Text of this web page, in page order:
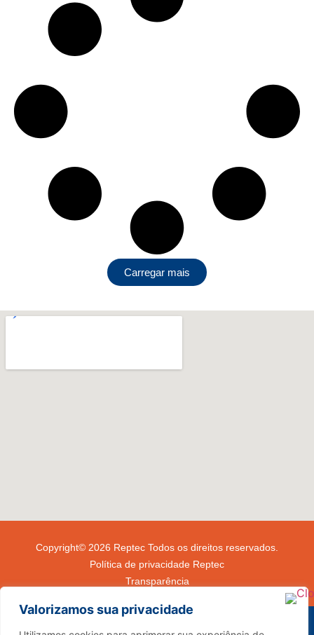
Valorizamos sua privacidade
Carregar mais
Copyright© 2026 Reptec Todos os direitos reservados.
Política de privacidade Reptec
Transparência